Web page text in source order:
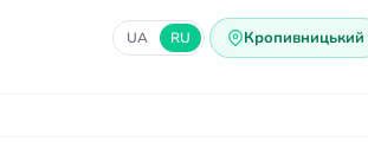
UA RU Кропивницький